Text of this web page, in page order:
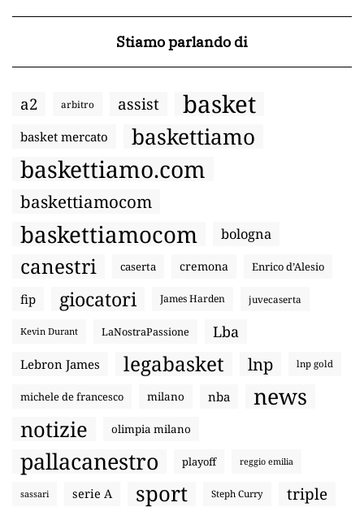
Stiamo parlando di
a2 arbitro assist basket
basket mercato baskettiamo
baskettiamo.com
baskettiamocom
baskettiamocom bologna
canestri caserta cremona Enrico d’Alesio
fip giocatori James Harden juvecaserta
Kevin Durant LaNostraPassione Lba
Lebron James legabasket lnp lnp gold
michele de francesco milano nba news
notizie olimpia milano
pallacanestro playoff reggio emilia
sassari serie A sport Steph Curry triple